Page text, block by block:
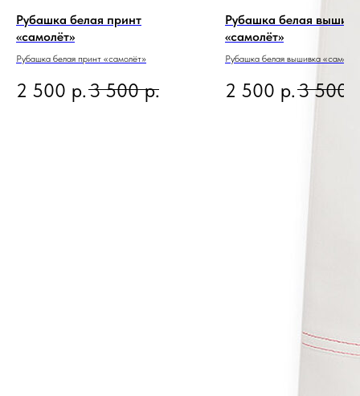
Рубашка белая принт
«самолёт»
Рубашка белая принт «самолёт»
2 500 р.3 500 р.
Рубашка белая
«самолёт»
Рубашка белая вышивка
2 500 р.3 500